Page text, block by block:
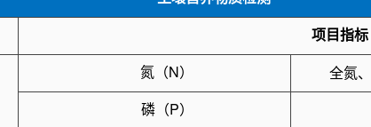
项目指标
氮（N） 全氮、
磷（P）